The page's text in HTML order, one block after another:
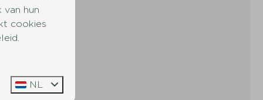
hun
cookies
NL